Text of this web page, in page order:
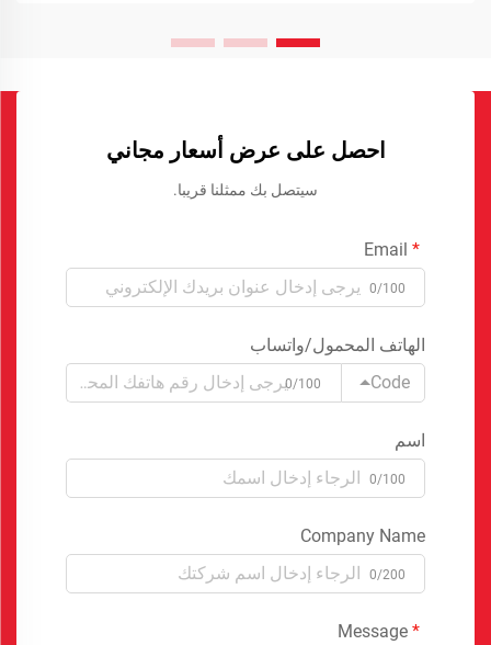
احصل على عرض أسعار مجاني
سيتصل بك ممثلنا قريبا.
0/100
الهاتف المحمول/واتساب
Code
0/100
اسم
0/100
Company Name
0/200